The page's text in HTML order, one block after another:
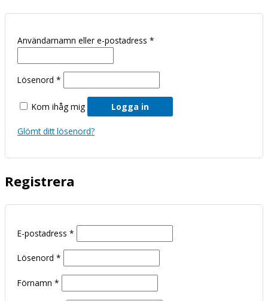
Användarnamn eller e-postadress *
Lösenord *
Kom ihåg mig Logga in
Glömt ditt lösenord?
Registrera
E-postadress *
Lösenord *
Förnamn *